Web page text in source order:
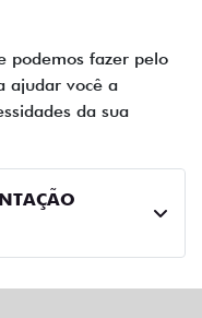
podemos fazer pelo
ajudar você a
da sua